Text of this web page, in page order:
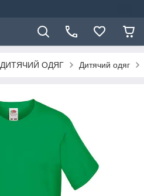
ДИТЯЧИЙ ОДЯГ Дитячий одяг